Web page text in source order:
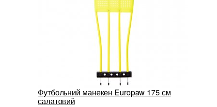
Футбольний манекен Europaw 175 см
салатовий